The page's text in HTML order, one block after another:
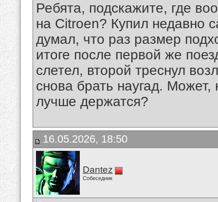
Ребята, подскажите, где
на Citroen? Купил недавно
думал, что раз размер
итоге после первой же
слетел, второй треснул
снова брать наугад. Может,
лучше держатся?
16.05.2026, 18:50
Dantez
Собеседник